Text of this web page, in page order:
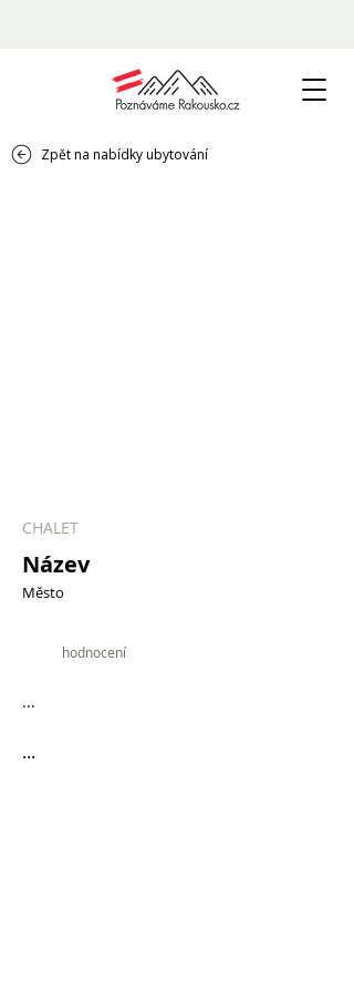
Zpět na nabídky ubytování
CHALET
Název
Město
hodnocení
...
...